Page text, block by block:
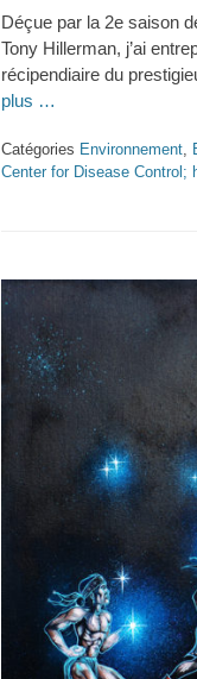
Déçue par la 2e saison
Tony Hillerman, j’ai
récipendiaire du
plus …
Catégories Environnement,
Center for Disease Control;